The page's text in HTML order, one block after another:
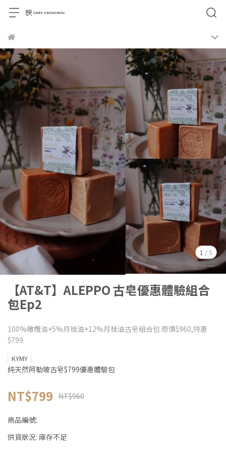
1 /5
【AT&T】ALEPPO 古皂優惠體驗組合
包Ep2
100%橄欖油+5%月桂油+12%月桂油古皂組合包 原價$960,特惠
$799
KYMY
純天然阿勒坡古皂$799優惠體驗包
NT$799 NT$960
商品編號:
供貨狀況: 庫存不足